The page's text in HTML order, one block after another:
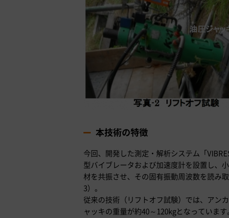
本技術の特徴
今回、開発した測定・解析システム「
型バイブレータおよび加速度計を設置し、
材を共振させ、その固有振動周波数を読み
3）。
従来の技術（リフトオフ試験）では、アン
ャッキの重量が約40～120kgとなっていま